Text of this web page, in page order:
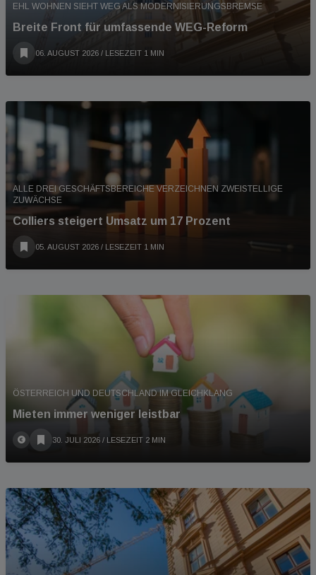
EHL WOHNEN SIEHT WEG ALS MODERNISIERUNGSBREMSE
Breite Front für umfassende WEG-Reform
06. AUGUST 2026 / LESEZEIT 1 MIN
ALLE DREI GESCHÄFTSBEREICHE VERZEICHNEN ZWEISTELLIGE
ZUWÄCHSE
Colliers steigert Umsatz um 17 Prozent
05. AUGUST 2026 / LESEZEIT 1 MIN
ÖSTERREICH UND DEUTSCHLAND IM GLEICHKLANG
Mieten immer weniger leistbar
30. JULI 2026 / LESEZEIT 2 MIN